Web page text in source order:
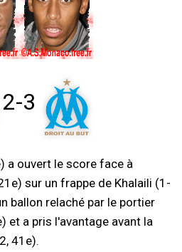
2-3
a ouvert le score face à
sur un frappe de Khalaili (1-
ballon relaché par le portier
et a pris l'avantage avant la
41e).